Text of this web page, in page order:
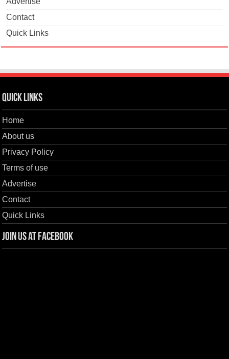
Contact
Quick Links
Quick Links
Home
About us
Privacy Policy
Terms of use
Advertise
Contact
Quick Links
Join us at Facebook